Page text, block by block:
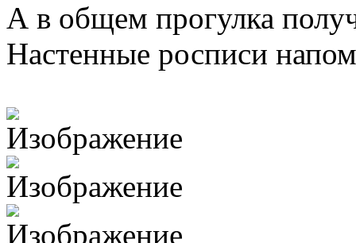
А в общем прогулка
Настенные росписи